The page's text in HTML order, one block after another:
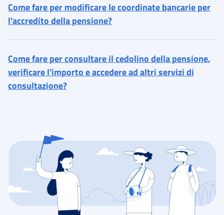
Come fare per modificare le coordinate bancarie per
l'accredito della pensione?
Come fare per consultare il cedolino della pensione,
verificare l'importo e accedere ad altri servizi di
consultazione?